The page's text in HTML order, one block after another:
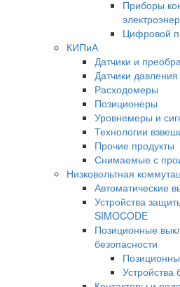
Приборы
Цифровой
КИПиА
Датчики и
Датчики давления
Расходомеры
Позиционеры
Уровнемеры и
Технологии
Прочие продукты
Снимаемые с
Низковольтная
Автоматические
Устройства
SIMOCODE
Позиционные
безопасности
Устройства